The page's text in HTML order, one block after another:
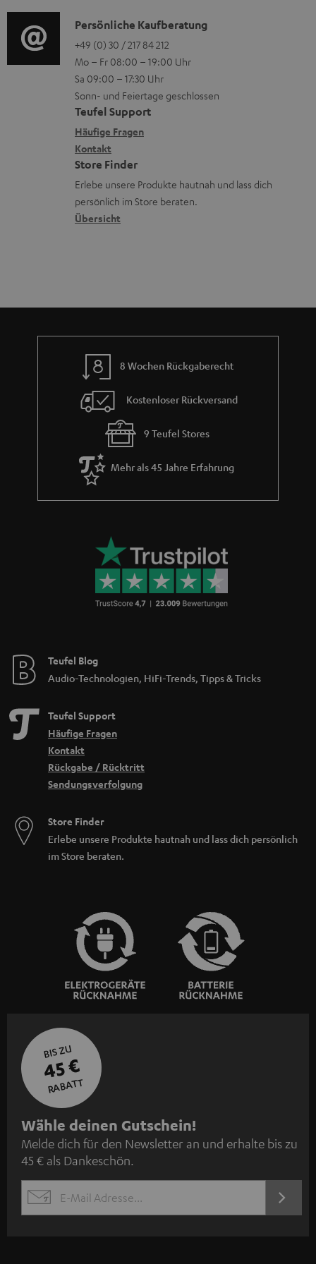
e
n
m
V
e
r
s
a
n
d
e
n
z
u
r
G
a
r
a
n
g
e
r
ä
t
e
R
ü
c
k
m
i
o
-
L
e
x
i
k
o
n
K
o
n
t
a
k
t
d
a
t
Persönliche Kaufberatung
+49 (0) 30 / 217 84 212
Mo – Fr 08:00 – 19:00 Uhr
Sa 09:00 – 17:30 Uhr
Sonn- und Feiertage geschlossen
Teufel Support
Häufige Fragen
Kontakt
Store Finder
Erlebe unsere Produkte hautnah und lass dich
persönlich im Store beraten.
Übersicht
8 Wochen Rückgaberecht
Kostenloser Rückversand
9 Teufel Stores
Mehr als 45 Jahre Erfahrung
Teufel Blog
Audio-Technologien, HiFi-Trends, Tipps & Tricks
Teufel Support
Häufige Fragen
Kontakt
Rückgabe / Rücktritt
Sendungsverfolgung
Store Finder
Erlebe unsere Produkte hautnah und lass dich persönlich
im Store beraten.
BIS ZU
45 €
RABATT
N
e
w
s
l
Wähle deinen Gutschein!
Melde dich für den Newsletter an und erhalte bis zu
45 € als Dankeschön.
EMAIL
JETZT